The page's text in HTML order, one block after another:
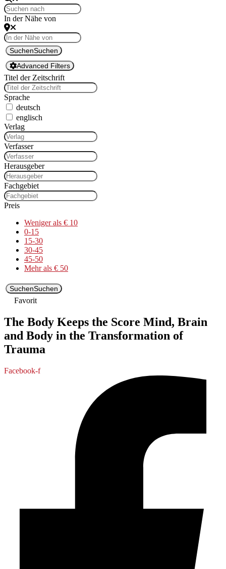
In der Nähe von
SuchenSuchen
Advanced Filters
Titel der Zeitschrift
Sprache
deutsch
englisch
Verlag
Verfasser
Herausgeber
Fachgebiet
Preis
Weniger als € 10
0-15
15-30
30-45
45-50
Mehr als € 50
SuchenSuchen
Favorit
The Body Keeps the Score Mind, Brain
and Body in the Transformation of
Trauma
Facebook-f